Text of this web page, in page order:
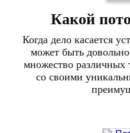
Какой
Когда дело касается
может быть
множество различных
со своими